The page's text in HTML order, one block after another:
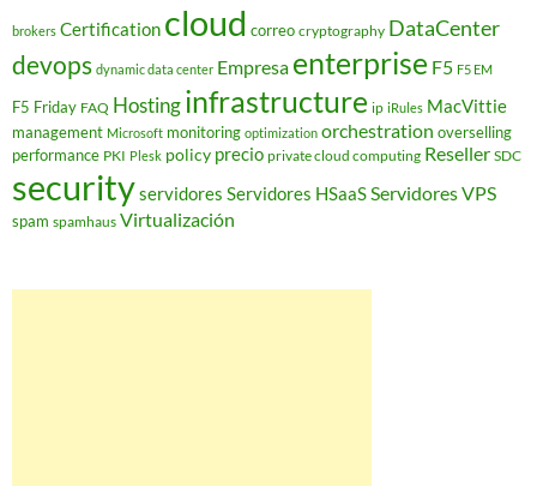
brokers Certification cloud correo cryptography DataCenter
devops dynamic data center Empresa enterprise F5 F5 EM
F5 Friday FAQ Hostinginfrastructure ip iRules MacVittie
management Microsoft monitoring optimization orchestration overselling
performance PKI Plesk policy precio private cloud computing Reseller SDC
securityservidores Servidores HSaaSServidores VPS
spam spamhaus Virtualización